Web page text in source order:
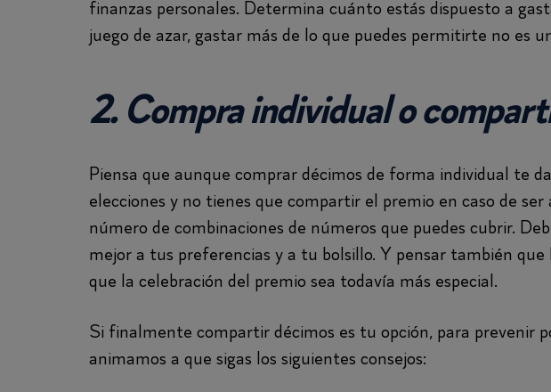
finanzas personales. Determina cuánto estás dispuesto a
juego de azar, gastar más de lo que puedes permitirte no es
2. Compra individual o
Piensa que aunque comprar décimos de forma individual te
elecciones y no tienes que compartir el premio en caso de
número de combinaciones de números que puedes cubrir.
mejor a tus preferencias y a tu bolsillo. Y pensar también
que la celebración del premio sea todavía más especial.
Si finalmente compartir décimos es tu opción, para prevenir
animamos a que sigas los siguientes consejos: